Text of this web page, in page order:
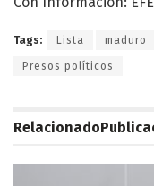
Tags: Lista maduro
Presos políticos
Relacionado